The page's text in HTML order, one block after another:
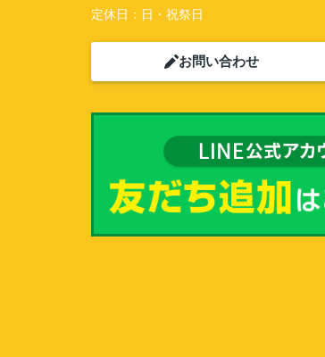
定休日： 日・祝祭日
お問い合わせ